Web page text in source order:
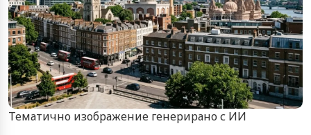
Тематично изображение генерирано с ИИ